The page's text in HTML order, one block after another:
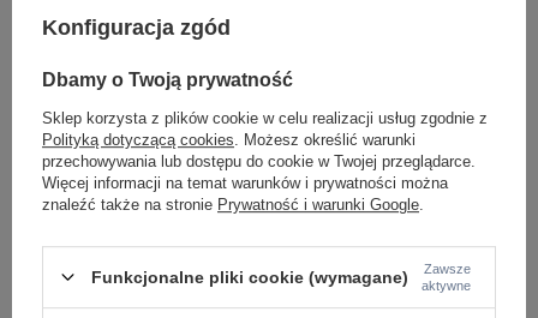
Konfiguracja zgód
Dbamy o Twoją prywatność
Sklep korzysta z plików cookie w celu realizacji usług zgodnie z
Polityką dotyczącą cookies . Możesz określić warunki
przechowywania lub dostępu do cookie w Twojej przeglądarce.
Więcej informacji na temat warunków i prywatności można
znaleźć także na stronie Prywatność i warunki Google
Funkcjonalne pliki cookie (wymagane)
Zawsze
aktywne